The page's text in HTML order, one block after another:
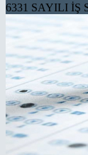
6331 SAYILI İŞ